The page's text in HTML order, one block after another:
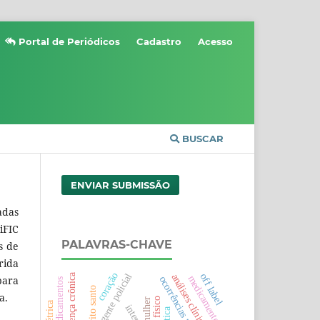
BUSCAR
Portal de Periódicos Cadastro Acesso
de
ENVIAR SUBMISSÃO
PALAVRAS-CHAVE
mulher
agente policial análises clínicas
medicamentos
doença crônica coração off label